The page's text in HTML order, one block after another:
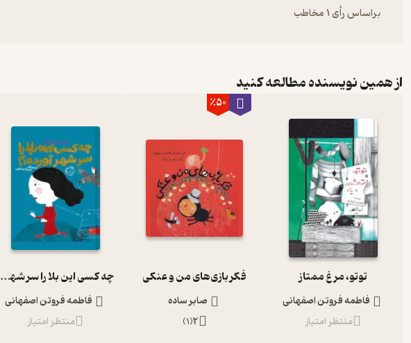
براساس رأی 1 مخاطب
از همین نویسنده مطالعه کنید
توتو، مرغ ممتاز
فاطمه فروتن اصفهانی
منتظر امتیاز
٪50
فکر بازی‌های من و عنکی
صابر ساده
2
(
1
)
چه کسی این بلا را سر شهر آورده است؟
فاطمه فروتن اصفهانی
منتظر امتیاز